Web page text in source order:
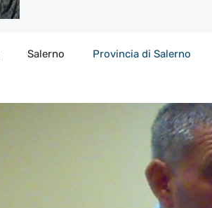
Salerno Provincia di Salerno